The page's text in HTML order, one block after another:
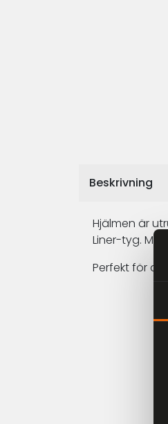
Beskrivning
Hjälmen är
Liner-tyg.
Perfekt för